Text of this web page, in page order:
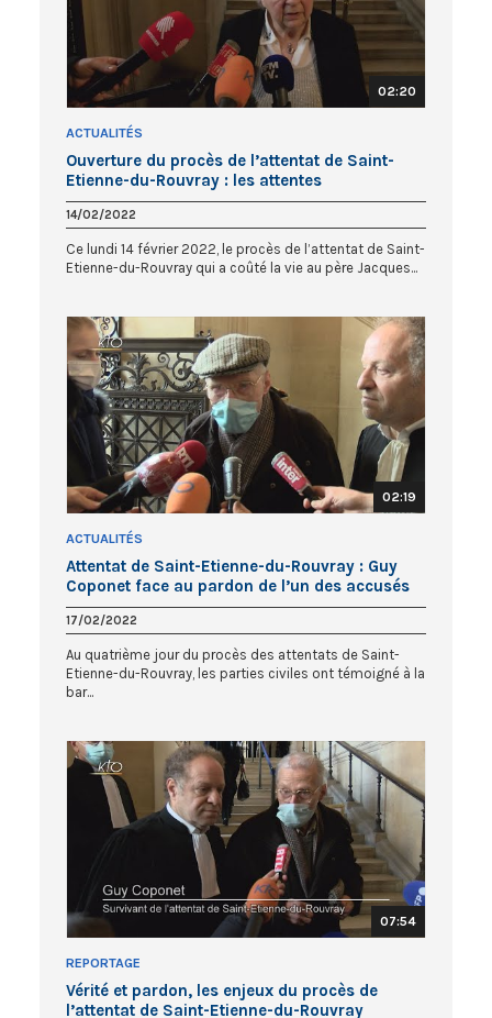
02:20
ACTUALITÉS
Ouverture du procès de l’attentat de Saint-
Etienne-du-Rouvray : les attentes
14/02/2022
Ce lundi 14 février 2022, le procès de l’attentat de Saint-
Etienne-du-Rouvray qui a coûté la vie au père Jacques...
02:19
ACTUALITÉS
Attentat de Saint-Etienne-du-Rouvray : Guy
Coponet face au pardon de l’un des accusés
17/02/2022
Au quatrième jour du procès des attentats de Saint-
Etienne-du-Rouvray, les parties civiles ont témoigné à la
bar...
07:54
REPORTAGE
Vérité et pardon, les enjeux du procès de
l’attentat de Saint-Etienne-du-Rouvray